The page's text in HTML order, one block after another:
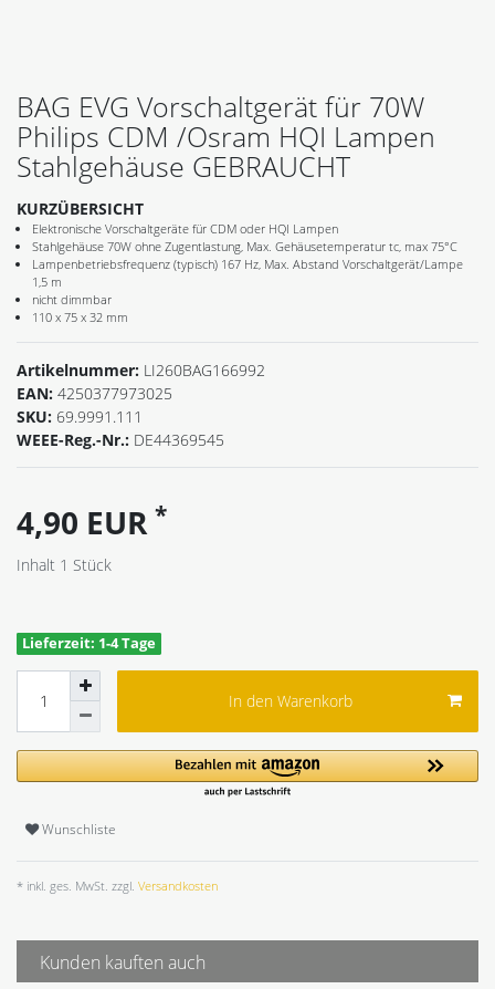
BAG EVG Vorschaltgerät für 70W
Philips CDM /Osram HQI Lampen
Stahlgehäuse GEBRAUCHT
KURZÜBERSICHT
Elektronische Vorschaltgeräte für CDM oder HQI Lampen
Stahlgehäuse 70W ohne Zugentlastung, Max. Gehäusetemperatur tc, max 75°C
Lampenbetriebsfrequenz (typisch) 167 Hz, Max. Abstand Vorschaltgerät/Lampe
1,5 m
nicht dimmbar
110 x 75 x 32 mm
Artikelnummer: LI260BAG166992
EAN: 4250377973025
SKU: 69.9991.111
WEEE-Reg.-Nr.: DE44369545
4,90 EUR *
Inhalt 1 Stück
Lieferzeit: 1-4 Tage
In den Warenkorb
Wunschliste
* inkl. ges. MwSt. zzgl. Versandkosten
Kunden kauften auch